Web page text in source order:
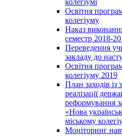
Освітня
колегіуму
Наказ
семестр 2018-
Переведення
закладу до
Освітня
колегіуму 2019
План заходів
реалізації
реформування
«Нова
міському
Моніторинг